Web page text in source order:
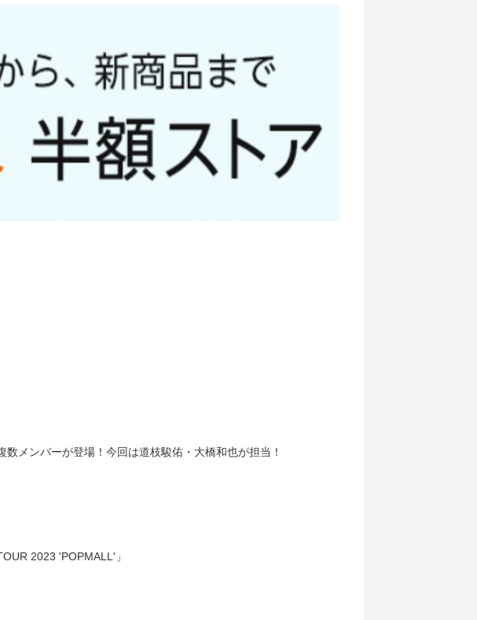
メンバーが登場！今回は道枝駿佑・大橋和也が担当！
2023 'POPMALL'」